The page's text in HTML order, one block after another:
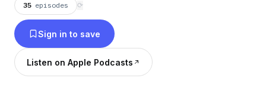
35 episodes ⟳
Sign in to save
Listen on Apple Podcasts